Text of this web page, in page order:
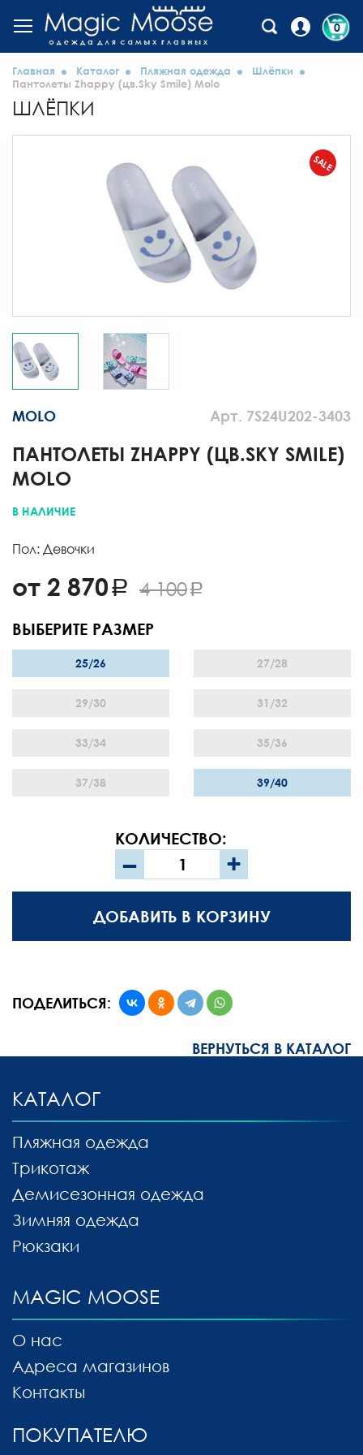
0
Главная Каталог Пляжная одежда
Шлёпки
Пантолеты Zhappy (цв.Sky Smile) Molo
ШЛЁПКИ
SALE
Арт. 7S24U202-3403
MOLO
ПАНТОЛЕТЫ ZHAPPY (ЦВ.SKY SMILE)
MOLO
В НАЛИЧИЕ
Пол: Девочки
от 2 870 4 100
ВЫБЕРИТЕ РАЗМЕР
25/26 27/28
29/30 31/32
33/34 35/36
37/38 39/40
КОЛИЧЕСТВО:
– +
ДОБАВИТЬ В КОРЗИНУ
ПОДЕЛИТЬСЯ:
ВЕРНУТЬСЯ В КАТАЛОГ
MAGIC MOOSE
О нас
Адреса магазинов
Контакты
КАТАЛОГ
Пляжная одежда
Трикотаж
Демисезонная одежда
Зимняя одежда
Рюкзаки
ПОКУПАТЕЛЮ